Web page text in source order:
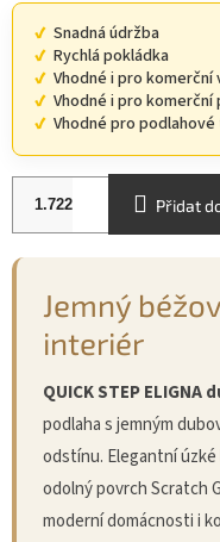
Snadná údržba
Rychlá pokládka
Vhodné i pro komerční
Vhodné i pro
Vhodné pro
Přidat
Jemný
interiér
QUICK STEP
podlaha s jemným
odstínu. Elegantní
odolný povrch Scratch
moderní domácnosti i